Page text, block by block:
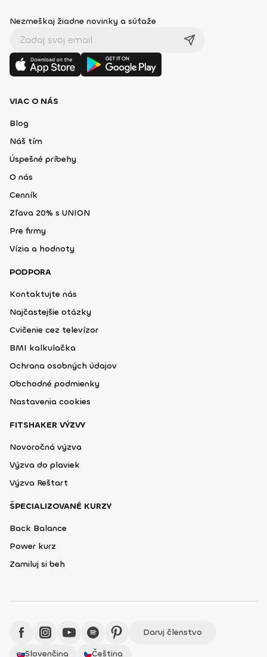
Nezmeškaj žiadne novinky a súťaže
VIAC O NÁS
Blog
Náš tím
Úspešné príbehy
O nás
Cenník
Zľava 20% s UNION
Pre firmy
Vízia a hodnoty
PODPORA
Kontaktujte nás
Najčastejšie otázky
Cvičenie cez televízor
BMI kalkulačka
Ochrana osobných údajov
Obchodné podmienky
Nastavenia cookies
FITSHAKER VÝZVY
Novoročná výzva
Výzva do plaviek
Výzva Reštart
ŠPECIALIZOVANÉ KURZY
Back Balance
Power kurz
Zamiluj si beh
Daruj členstvo
Slovenčina
Čeština